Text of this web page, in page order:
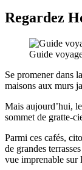
Regardez
Guide
Se promener dans
maisons aux murs
Mais aujourd’hui,
sommet de gratte-
Parmi ces cafés,
de grandes
vue imprenable sur